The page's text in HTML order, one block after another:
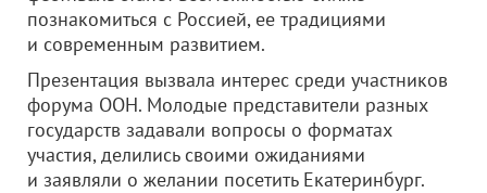
познакомиться с Россией, ее традициями
и современным развитием.
Презентация вызвала интерес среди участников
форума ООН. Молодые представители разных
государств задавали вопросы о форматах
участия, делились своими ожиданиями
и заявляли о желании посетить Екатеринбург.